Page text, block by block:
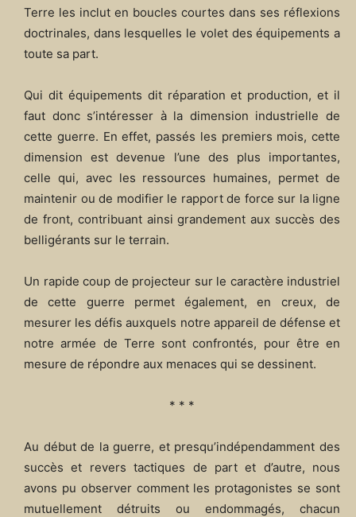
Terre les inclut en boucles courtes dans ses réflexions
doctrinales, dans lesquelles le volet des équipements a
toute sa part.
Qui dit équipements dit réparation et production, et il
faut donc s’intéresser à la dimension industrielle de
cette guerre. En effet, passés les premiers mois, cette
dimension est devenue l’une des plus importantes,
celle qui, avec les ressources humaines, permet de
maintenir ou de modifier le rapport de force sur la ligne
de front, contribuant ainsi grandement aux succès des
belligérants sur le terrain.
Un rapide coup de projecteur sur le caractère industriel
de cette guerre permet également, en creux, de
mesurer les défis auxquels notre appareil de défense et
notre armée de Terre sont confrontés, pour être en
mesure de répondre aux menaces qui se dessinent.
* * *
Au début de la guerre, et presqu’indépendamment des
succès et revers tactiques de part et d’autre, nous
avons pu observer comment les protagonistes se sont
mutuellement détruits ou endommagés, chacun